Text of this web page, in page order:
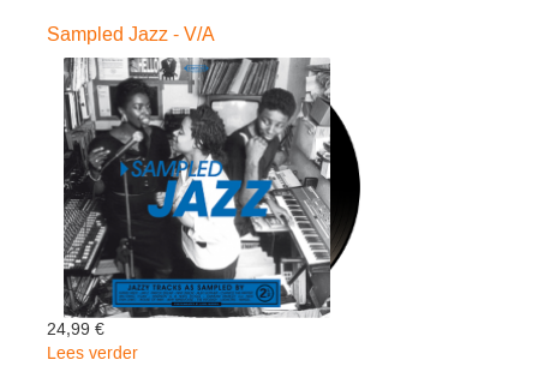
Gojira
Sampled Jazz - V/A
24,99 €
Lees verder